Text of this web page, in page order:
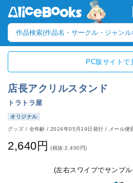
PC版サイトで
店長アクリルスタンド
トラトラ屋
オリジナル
グッズ / 全年齢/2024年05月19日発行 / メール便
2,640円 (税抜:2,400円)
(左右スワイプでサンプ